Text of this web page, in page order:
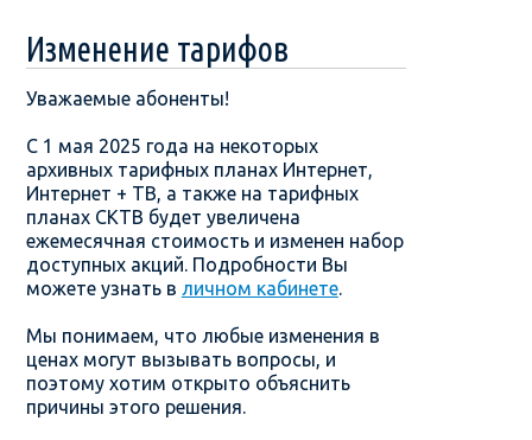
Изменение тарифов
Уважаемые абоненты!
С 1 мая 2025 года на некоторых
архивных тарифных планах Интернет,
Интернет + ТВ, а также на тарифных
планах СКТВ будет увеличена
ежемесячная стоимость и изменен набор
доступных акций. Подробности Вы
можете узнать в личном кабинете.
Мы понимаем, что любые изменения в
ценах могут вызывать вопросы, и
поэтому хотим открыто объяснить
причины этого решения.